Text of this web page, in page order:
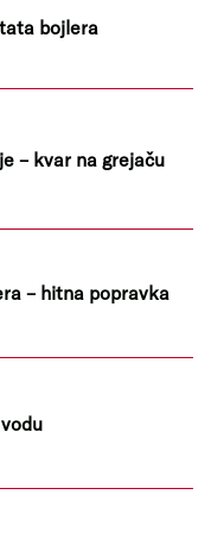
bojlera
– kvar na grejaču
– hitna popravka